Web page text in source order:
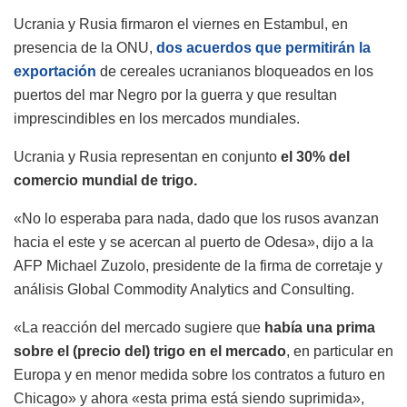
Ucrania y Rusia firmaron el viernes en Estambul, en
presencia de la ONU, dos acuerdos que permitirán la
exportación de cereales ucranianos bloqueados en los
puertos del mar Negro por la guerra y que resultan
imprescindibles en los mercados mundiales.
Ucrania y Rusia representan en conjunto el 30% del
comercio mundial de trigo.
«No lo esperaba para nada, dado que los rusos avanzan
hacia el este y se acercan al puerto de Odesa», dijo a la
AFP Michael Zuzolo, presidente de la firma de corretaje y
análisis Global Commodity Analytics and Consulting.
«La reacción del mercado sugiere que había una prima
sobre el (precio del) trigo en el mercado, en particular en
Europa y en menor medida sobre los contratos a futuro en
Chicago» y ahora «esta prima está siendo suprimida»,